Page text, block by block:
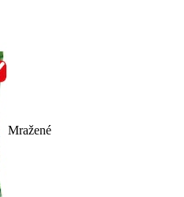
Mražené